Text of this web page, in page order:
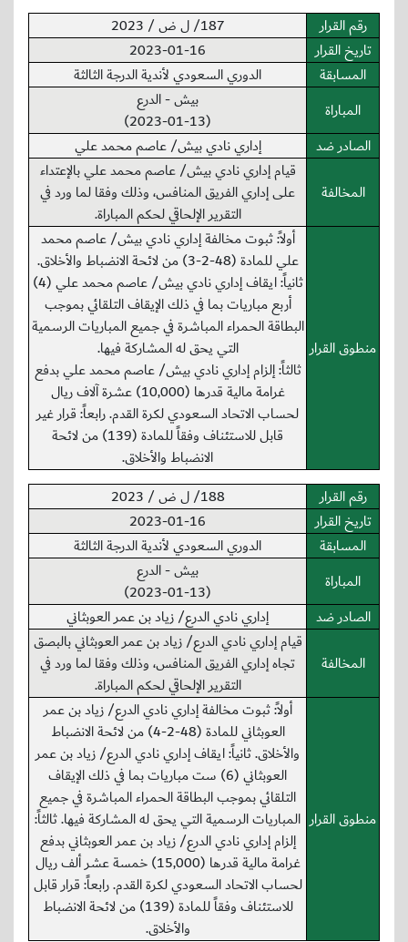
رقم القرار
187/ ل ض / 2023
تاريخ القرار
2023-01-16
المسابقة
الدوري السعودي لأندية الدرجة الثالثة
المباراة
بيش - الدرع
(2023-01-13)
الصادر ضد
إداري نادي بيش/ عاصم محمد علي
المخالفة
قيام إداري نادي بيش/ عاصم محمد علي بالإعتداء
على إداري الفريق المنافس، وذلك وفقا لما ورد في
التقرير الإلحاقي لحكم المباراة.
منطوق القرار
أولاً: ثبوت مخالفة إداري نادي بيش/ عاصم محمد
علي للمادة (48-2-3) من لائحة الانضباط والأخلاق.
ثانياً: ايقاف إداري نادي بيش/ عاصم محمد علي (4)
أربع مباريات بما في ذلك الإيقاف التلقائي بموجب
البطاقة الحمراء المباشرة في جميع المباريات الرسمية
التي يحق له المشاركة فيها.
ثالثاً: إلزام إداري نادي بيش/ عاصم محمد علي بدفع
غرامة مالية قدرها (10,000) عشرة آلاف ريال
لحساب الاتحاد السعودي لكرة القدم. رابعاً: قرار غير
قابل للاستئناف وفقاً للمادة (139) من لائحة
الانضباط والأخلاق.
رقم القرار
188/ ل ض / 2023
تاريخ القرار
2023-01-16
المسابقة
الدوري السعودي لأندية الدرجة الثالثة
المباراة
بيش - الدرع
(2023-01-13)
الصادر ضد
إداري نادي الدرع/ زياد بن عمر العوبثاني
المخالفة
قيام إداري نادي الدرع/ زياد بن عمر العوبثاني بالبصق
تجاه إداري الفريق المنافس، وذلك وفقا لما ورد في
التقرير الإلحاقي لحكم المباراة.
منطوق القرار
أولاً: ثبوت مخالفة إداري نادي الدرع/ زياد بن عمر
العوبثاني للمادة (48-2-4) من لائحة الانضباط
والأخلاق. ثانياً: ايقاف إداري نادي الدرع/ زياد بن عمر
العوبثاني (6) ست مباريات بما في ذلك الإيقاف
التلقائي بموجب البطاقة الحمراء المباشرة في جميع
المباريات الرسمية التي يحق له المشاركة فيها. ثالثاً:
إلزام إداري نادي الدرع/ زياد بن عمر العوبثاني بدفع
غرامة مالية قدرها (15,000) خمسة عشر ألف ريال
لحساب الاتحاد السعودي لكرة القدم. رابعاً: قرار قابل
للاستئناف وفقاً للمادة (139) من لائحة الانضباط
والأخلاق.